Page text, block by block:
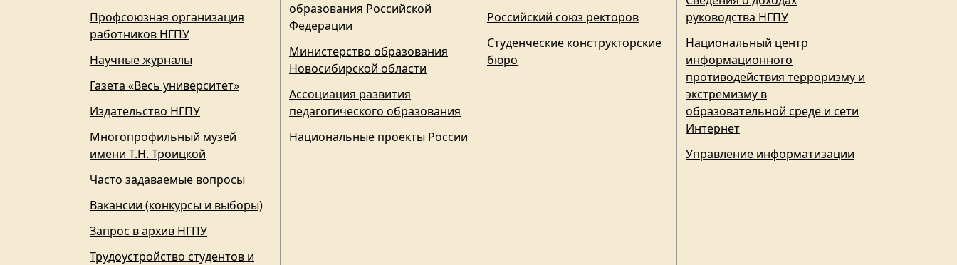
Профсоюзная организация
работников НГПУ
Научные журналы
Газета «Весь университет»
Издательство НГПУ
Многопрофильный музей
имени Т.Н. Троицкой
Часто задаваемые вопросы
Вакансии (конкурсы и выборы)
Запрос в архив НГПУ
Трудоустройство студентов и
образования Российской
Федерации
Министерство образования
Новосибирской области
Ассоциация развития
педагогического образования
Национальные проекты России
Российский союз ректоров
Студенческие конструкторские
бюро
руководства НГПУ
Национальный центр
информационного
противодействия терроризму и
экстремизму в
образовательной среде и сети
Интернет
Управление информатизации